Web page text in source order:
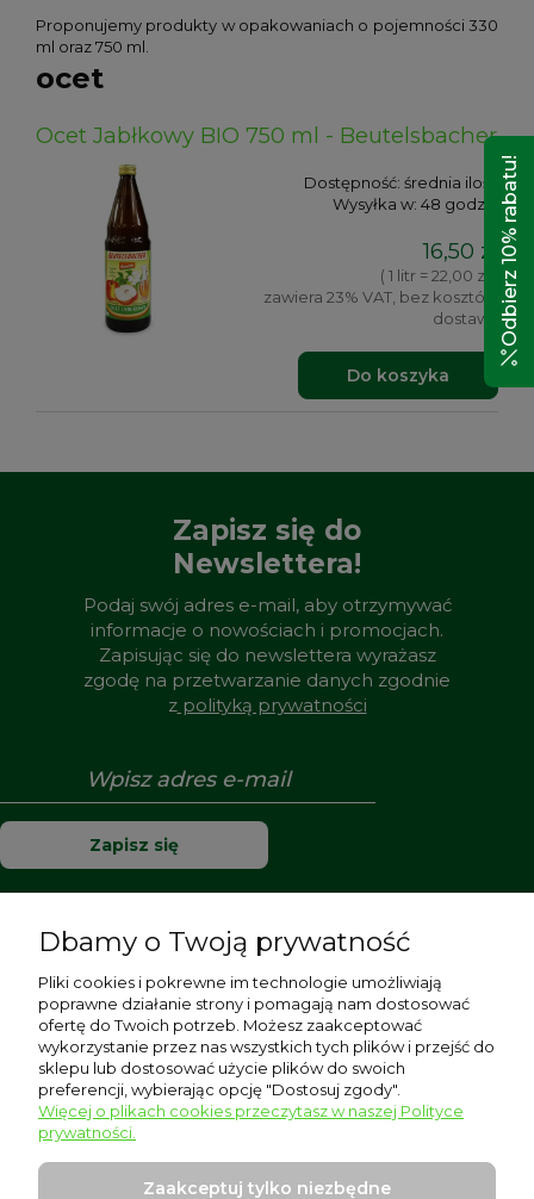
Proponujemy produkty w opakowaniach o pojemności 330
ml oraz 750 ml.
ocet
Ocet Jabłkowy BIO 750 ml - Beutelsbacher
Dostępność: średnia ilość
Wysyłka w: 48 godzin
16,50 zł
( 1 litr = 22,00 zł )
zawiera 23% VAT, bez kosztów
dostawy
Do koszyka
Zapisz się do
Newslettera!
Podaj swój adres e-mail, aby otrzymywać
informacje o nowościach i promocjach.
Zapisując się do newslettera wyrażasz
zgodę na przetwarzanie danych zgodnie
zpolityką prywatności
Zapisz się
Moje konto
Płatności i dostawa
Informacje
Dbamy o Twoją prywatność
Pliki cookies i pokrewne im technologie umożliwiają
poprawne działanie strony i pomagają nam dostosować
ofertę do Twoich potrzeb. Możesz zaakceptować
wykorzystanie przez nas wszystkich tych plików i przejść do
sklepu lub dostosować użycie plików do swoich
preferencji, wybierając opcję "Dostosuj zgody".
Więcej o plikach cookies przeczytasz w naszej Polityce
prywatności.
Zaakceptuj tylko niezbędne
Odbierz 10% rabatu!